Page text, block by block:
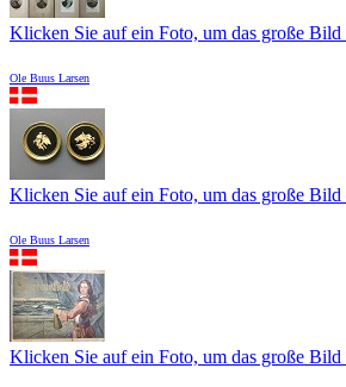
Klicken Sie auf ein Foto, um das große Bild
Ole Buus Larsen
Klicken Sie auf ein Foto, um das große Bild
Ole Buus Larsen
Klicken Sie auf ein Foto, um das große Bild